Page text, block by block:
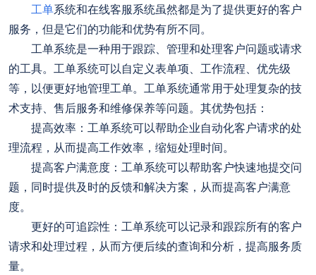
工单系统和在线客服系统虽然都是为了提供更好的客户
服务，但是它们的功能和优势有所不同。
工单系统是一种用于跟踪、管理和处理客户问题或请求
的工具。工单系统可以自定义表单项、工作流程、优先级
等，以便更好地管理工单。工单系统通常用于处理复杂的技
术支持、售后服务和维修保养等问题。其优势包括：
提高效率：工单系统可以帮助企业自动化客户请求的处
理流程，从而提高工作效率，缩短处理时间。
提高客户满意度：工单系统可以帮助客户快速地提交问
题，同时提供及时的反馈和解决方案，从而提高客户满意
度。
更好的可追踪性：工单系统可以记录和跟踪所有的客户
请求和处理过程，从而方便后续的查询和分析，提高服务质
量。